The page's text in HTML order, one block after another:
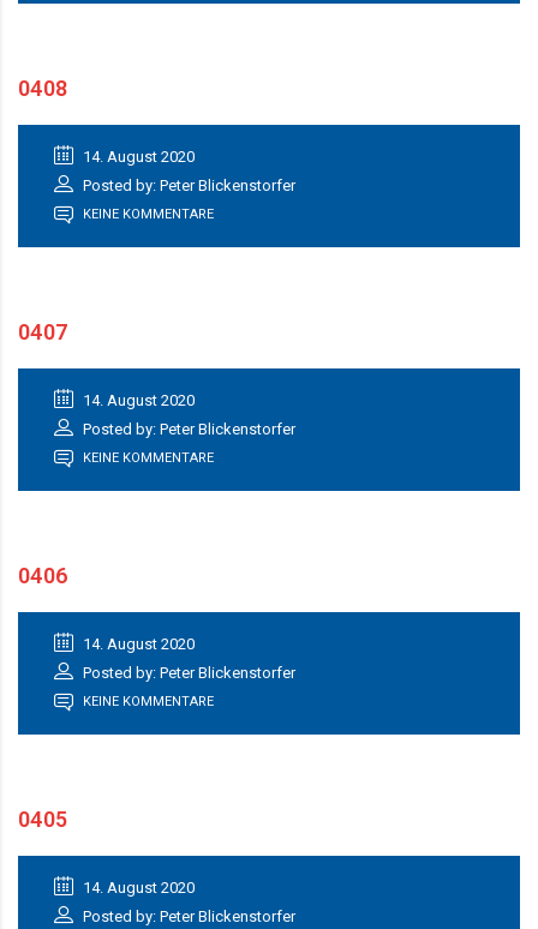
0408
14. August 2020
Posted by: Peter Blickenstorfer
KEINE KOMMENTARE
0407
14. August 2020
Posted by: Peter Blickenstorfer
KEINE KOMMENTARE
0406
14. August 2020
Posted by: Peter Blickenstorfer
KEINE KOMMENTARE
0405
14. August 2020
Posted by: Peter Blickenstorfer